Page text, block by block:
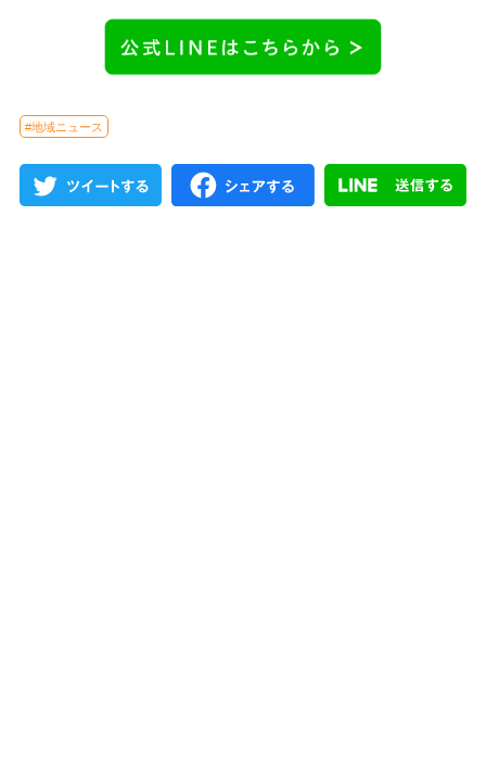
#地域ニュース